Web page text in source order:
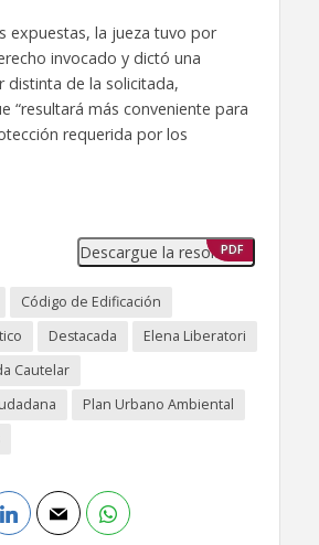
expuestas, la jueza tuvo por
invocado y dictó una
distinta de la solicitada,
“resultará más conveniente para
requerida por los
Descargue la resolución
PDF
Código de Edificación
Destacada
Elena Liberatori
Cautelar
Plan Urbano Ambiental